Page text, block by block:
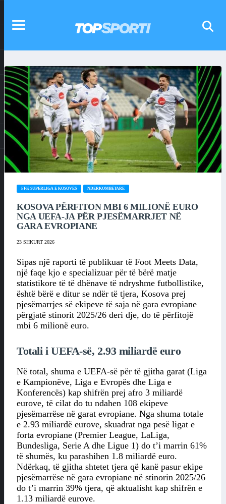
FFK SUPERLIGA E KOSOVËS NDËRKOMBËTARE
KOSOVA PËRFITON MBI 6 MILIONË EURO
NGA UEFA-JA PËR PJESËMARRJET NË
GARA EVROPIANE
23 SHKURT 2026
Sipas një raporti të publikuar të Foot Meets Data,
një faqe kjo e specializuar për të bërë matje
statistikore të të dhënave të ndryshme futbollistike,
është bërë e ditur se ndër të tjera, Kosova prej
pjesëmarrjes së ekipeve të saja në gara evropiane
përgjatë stinorit 2025/26 deri dje, do të përfitojë
mbi 6 milionë euro.
Totali i UEFA-së, 2.93 miliardë euro
Në total, shuma e UEFA-së për të gjitha garat (Liga
e Kampionëve, Liga e Evropës dhe Liga e
Konferencës) kap shifrën prej afro 3 miliardë
eurove, të cilat do tu ndahen 108 ekipeve
pjesëmarrëse në garat evropiane. Nga shuma totale
e 2.93 miliardë eurove, skuadrat nga pesë ligat e
forta evropiane (Premier League, LaLiga,
Bundesliga, Serie A dhe Ligue 1) do t’i marrin 61%
të shumës, ku parashihen 1.8 miliardë euro.
Ndërkaq, të gjitha shtetet tjera që kanë pasur ekipe
pjesëmarrëse në gara evropiane në stinorin 2025/26
do t’i marrin 39% tjera, që aktualisht kap shifrën e
1.13 miliardë eurove.